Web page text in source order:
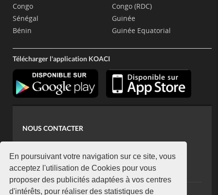
En poursuivant votre navigation sur ce site, vous
acceptez l'utilisation de Cookies pour vous
proposer des publicités adaptées à vos centres
d'intérêts, pour réaliser des statistiques de
Congo
Sénégal
Bénin
Congo (RDC)
Guinée
Guinée Equatorial
Télécharger l'application KOACI
NOUS CONTACTER
koaci@yahoo.fr
+225 07 08 85 52 93